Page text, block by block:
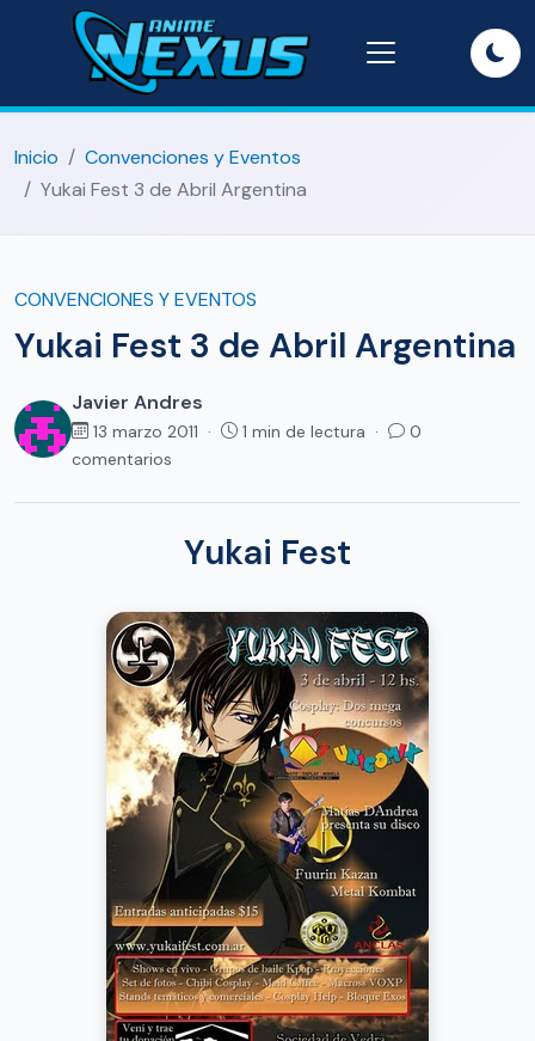
Inicio
Convenciones y Eventos
Yukai Fest 3 de Abril Argentina
CONVENCIONES Y EVENTOS
Yukai Fest 3 de Abril Argentina
Javier Andres
13 marzo 2011 · 1 min de lectura ·
0
comentarios
Yukai Fest